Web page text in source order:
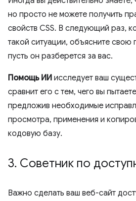
но просто не можете получить
свойств CSS. В следующий раз,
такой ситуации, объясните
пусть он разберется за вас.
Помощь ИИ исследует ваш
сравнит его с тем, чего вы
предложив необходимые
просмотра, применения и
кодовую базу.
3. Советник по
Важно сделать ваш веб-сайт